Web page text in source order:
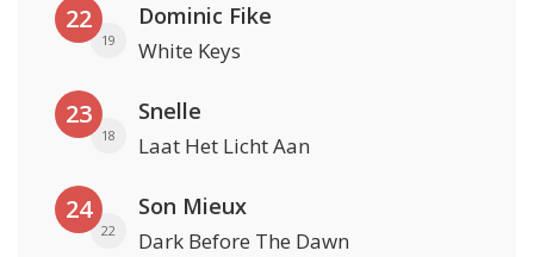
22
19
Dominic Fike
White Keys
23
18
Snelle
Laat Het Licht Aan
24
22
Son Mieux
Dark Before The Dawn